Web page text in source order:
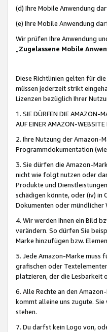
(d) Ihre Mobile Anwendung
(e) Ihre Mobile Anwendung
Wir prüfen Ihre Anwendung
„Zugelassene Mobile
Diese Richtlinien gelten für
müssen jederzeit strikt
Lizenzen bezüglich Ihrer
1. SIE DÜRFEN DIE AMAZON-
AUF EINER AMAZON-WEBSITE
2. Ihre Nutzung der Amazon-
Programmdokumentation
3. Sie dürfen die Amazon-
nicht wie folgt nutzen oder
Produkte und
schädigen könnte, oder (iv) in
Dokumenten oder mündlicher
4. Wir werden Ihnen ein Bild
verändern. So dürfen Sie
Marke hinzufügen bzw.
5. Jede Amazon-Marke muss
grafischen oder
platzieren, der die Lesbarkeit
6. Alle Rechte an den
kommt alleine uns zugute. Sie
stehen.
7. Du darfst kein Logo von,